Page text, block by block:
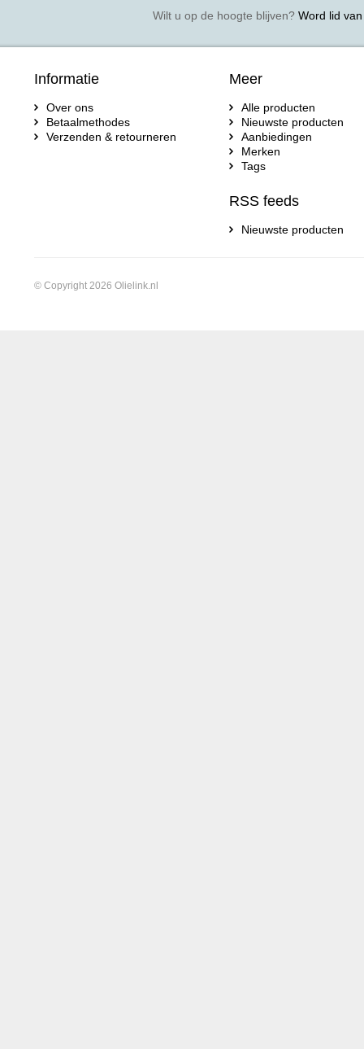
Wilt u op de hoogte blijven?Word lid van
Informatie
Over ons
Betaalmethodes
Verzenden & retourneren
Meer
Alle producten
Nieuwste producten
Aanbiedingen
Merken
Tags
RSS feeds
Nieuwste producten
© Copyright 2026 Olielink.nl